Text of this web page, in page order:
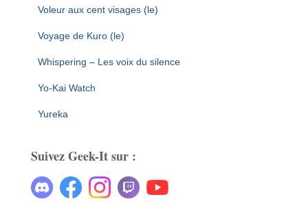
Voleur aux cent visages (le)
Voyage de Kuro (le)
Whispering – Les voix du silence
Yo-Kai Watch
Yureka
Suivez Geek-It sur :